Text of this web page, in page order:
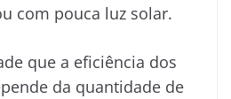
com pouca luz solar.
que a eficiência dos
da quantidade de